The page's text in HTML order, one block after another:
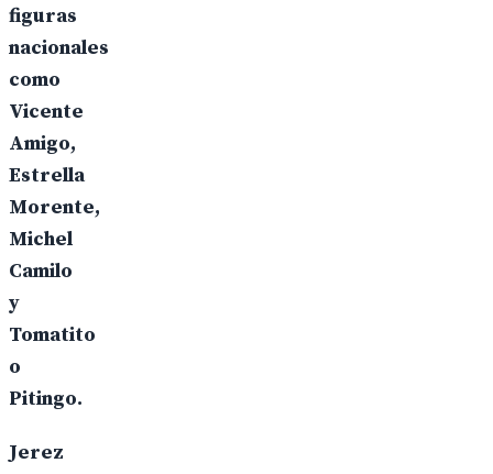
figuras
nacionales
como
Vicente
Amigo,
Estrella
Morente,
Michel
Camilo
y
Tomatito
o
Pitingo.
Jerez